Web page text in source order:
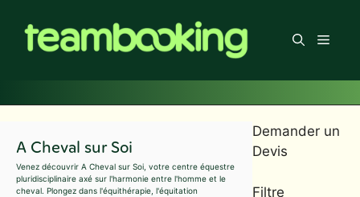
contenu
Menu
A Cheval sur Soi
Venez découvrir A Cheval sur Soi, votre centre équestre
pluridisciplinaire axé sur l'harmonie entre l'homme et le
cheval. Plongez dans l'équithérapie, l'équitation
Demander un
Devis
Filtre